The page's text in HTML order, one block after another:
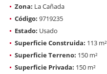
Zona: La Cañada
Código: 9719235
Estado: Usado
Superficie Construida: 113 m²
Superficie Terreno: 150 m²
Superficie Privada: 150 m²